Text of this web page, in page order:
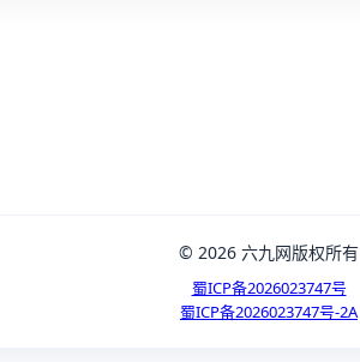
© 2026 六九网版权所有
蜀ICP备2026023747号
蜀ICP备2026023747号-2A